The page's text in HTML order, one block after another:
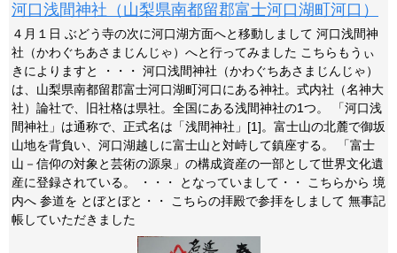
河口浅間神社（山梨県南都留郡富士河口湖町河口）
４月１日 ぶどう寺の次に河口湖方面へと移動しまして 河口浅間神
社（かわぐちあさまじんじゃ）へと行ってみました こちらもうぃ
きによりますと ・・・ 河口浅間神社（かわぐちあさまじんじゃ）
は、山梨県南都留郡富士河口湖町河口にある神社。式内社（名神大
社）論社で、旧社格は県社。全国にある浅間神社の1つ。 「河口浅
間神社」は通称で、正式名は「浅間神社」[1]。富士山の北麓で御坂
山地を背負い、河口湖越しに富士山と対峙して鎮座する。 「富士
山－信仰の対象と芸術の源泉」の構成資産の一部として世界文化遺
産に登録されている。 ・・・ となっていまして・・ こちらから 境
内へ 参道を とぼとぼと・・ こちらの拝殿で参拝をしまして 無事記
帳していただきました